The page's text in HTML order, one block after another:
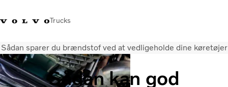
Trucks
+45 44 54 66 00Volvo Trucks Merchandise Log indDanmark
Sådan sparer du brændstof ved at vedligeholde dine køretøjer
Sådan kan god